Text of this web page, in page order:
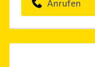
Anrufen